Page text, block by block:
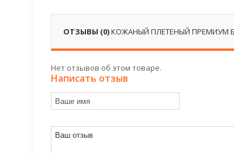
ОТЗЫВЫ (0)КОЖАНЫЙ ПЛЕТЕНЫЙ ПРЕМИУМ
Нет отзывов об этом товаре.
Написать отзыв